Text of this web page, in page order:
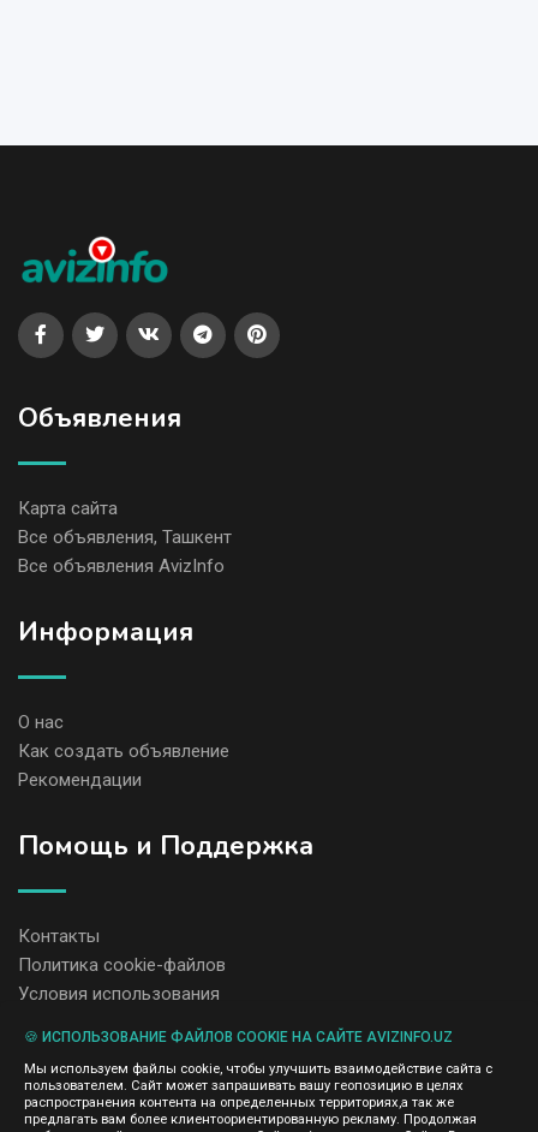
Объявления
Карта сайта
Все объявления, Ташкент
Все объявления AvizInfo
Информация
О нас
Как создать объявление
Рекомендации
Помощь и Поддержка
Контакты
Политика cookie-файлов
Условия использования
содержание размещенных объявлений.
Мы ценим конфиденциальность наших пользователей. Мы не
передаем и не продаем личную информацию зарегистрированных
пользователей AvizInfo.uz третьим лицам. Мы не отвечаем за
🍪 ИСПОЛЬЗОВАНИЕ ФАЙЛОВ COOKIE НА САЙТЕ AVIZINFO.UZ
Мы используем файлы cookie, чтобы улучшить взаимодействие сайта с
пользователем. Сайт может запрашивать вашу геопозицию в целях
распространения контента на определенных территориях,а так же
предлагать вам более клиентоориентированную рекламу. Продолжая